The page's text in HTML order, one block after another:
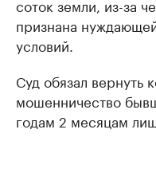
соток земли, из-за
признана
условий.
Суд обязал вернуть
мошенничество
годам 2 месяцам